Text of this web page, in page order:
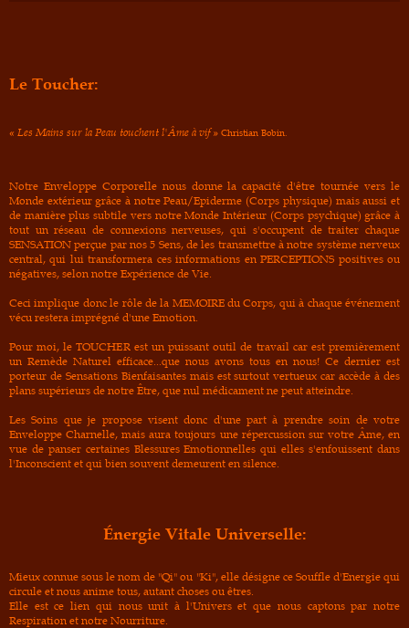
Le Toucher:
« Les Mains sur la Peau touchent l'Âme à vif » Christian Bobin.
Notre Enveloppe Corporelle nous donne la capacité d'être tournée vers le
Monde extérieur grâce à notre Peau/Epiderme (Corps physique) mais aussi et
de manière plus subtile vers notre Monde Intérieur (Corps psychique) grâce à
tout un réseau de connexions nerveuses, qui s'occupent de traiter chaque
SENSATION perçue par nos 5 Sens, de les transmettre à notre système nerveux
central, qui lui transformera ces informations en PERCEPTIONS positives ou
négatives, selon notre Expérience de Vie.
Ceci implique donc le rôle de la MEMOIRE du Corps, qui à chaque événement
vécu restera imprégné d'une Emotion.
Pour moi, le TOUCHER est un puissant outil de travail car est premièrement
un Remède Naturel efficace...que nous avons tous en nous! Ce dernier est
porteur de Sensations Bienfaisantes mais est surtout vertueux car accède à des
plans supérieurs de notre Être, que nul médicament ne peut atteindre.
Les Soins que je propose visent donc d'une part à prendre soin de votre
Enveloppe Charnelle, mais aura toujours une répercussion sur votre Âme, en
vue de panser certaines Blessures Emotionnelles qui elles s'enfouissent dans
l'Inconscient et qui bien souvent demeurent en silence.
Énergie Vitale Universelle:
Mieux connue sous le nom de "Qi" ou "Ki", elle désigne ce Souffle d'Energie qui
circule et nous anime tous, autant choses ou êtres.
Elle est ce lien qui nous unit à l'Univers et que nous captons par notre
Respiration et notre Nourriture.